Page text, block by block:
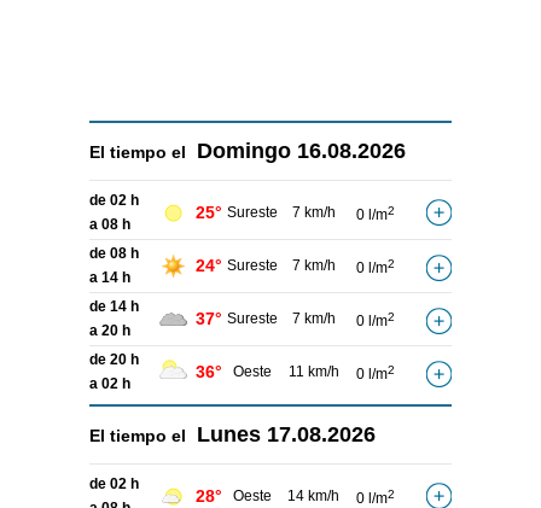
El tiempo el Domingo 16.08.2026
de 02 h
a 08 h
25° Sureste 7 km/h 0 l/m2
de 08 h
a 14 h
24° Sureste 7 km/h 0 l/m2
de 14 h
a 20 h
37° Sureste 7 km/h 0 l/m2
de 20 h
a 02 h
36° Oeste 11 km/h 0 l/m2
El tiempo el Lunes 17.08.2026
de 02 h
28° Oeste 14 km/h 0 l/m2